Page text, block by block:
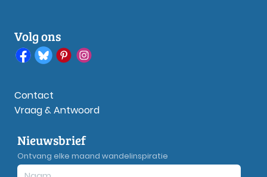
Volg ons
Contact
Vraag & Antwoord
Nieuwsbrief
Ontvang elke maand wandelinspiratie